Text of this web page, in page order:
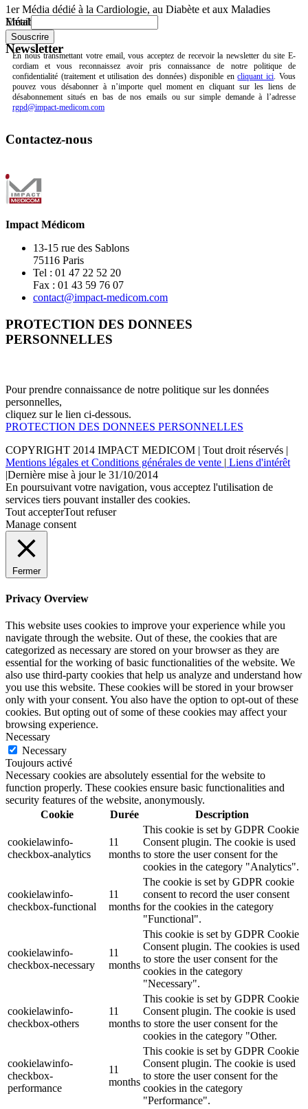
1er Média dédié à la Cardiologie, au Diabète et aux Maladies
Métaboliques.
Newsletter
Email
En nous transmettant votre email, vous acceptez de recevoir la newsletter du site E-
cordiam et vous reconnaissez avoir pris connaissance de notre politique de
confidentialité (traitement et utilisation des données) disponible encliquant ici . Vous
pouvez vous désabonner à n’importe quel moment en cliquant sur les liens de
désabonnement situés en bas de nos emails ou sur simple demande à l’adresse
rgpd@impact-medicom.com
Contactez-nous
Impact Médicom
13-15 rue des Sablons
75116 Paris
Tel : 01 47 22 52 20
Fax : 01 43 59 76 07
contact@impact-medicom.com
PROTECTION DES DONNEES
PERSONNELLES
Pour prendre connaissance de notre politique sur les données
personnelles,
cliquez sur le lien ci-dessous.
PROTECTION DES DONNEES PERSONNELLES
COPYRIGHT 2014 IMPACT MEDICOM | Tout droit réservés |
Mentions légales et Conditions générales de vente | Liens d'intérêt
|Dernière mise à jour le 31/10/2014
En poursuivant votre navigation, vous acceptez l'utilisation de
services tiers pouvant installer des cookies.
Tout accepterTout refuser
Manage consent
Fermer
Privacy Overview
This website uses cookies to improve your experience while you
navigate through the website. Out of these, the cookies that are
categorized as necessary are stored on your browser as they are
essential for the working of basic functionalities of the website. We
also use third-party cookies that help us analyze and understand how
you use this website. These cookies will be stored in your browser
only with your consent. You also have the option to opt-out of these
cookies. But opting out of some of these cookies may affect your
browsing experience.
Necessary
Necessary
Toujours activé
Necessary cookies are absolutely essential for the website to
function properly. These cookies ensure basic functionalities and
security features of the website, anonymously.
Cookie
Durée Description
cookielawinfo-
checkbox-analytics
11
months
This cookie is set by GDPR Cookie
Consent plugin. The cookie is used
to store the user consent for the
cookies in the category "Analytics".
cookielawinfo-
checkbox-functional
11
months
The cookie is set by GDPR cookie
consent to record the user consent
for the cookies in the category
"Functional".
cookielawinfo-
checkbox-necessary
11
months
This cookie is set by GDPR Cookie
Consent plugin. The cookies is used
to store the user consent for the
cookies in the category
"Necessary".
cookielawinfo-
checkbox-others
11
months
This cookie is set by GDPR Cookie
Consent plugin. The cookie is used
to store the user consent for the
cookies in the category "Other.
cookielawinfo-
checkbox-
performance
11
months
This cookie is set by GDPR Cookie
Consent plugin. The cookie is used
to store the user consent for the
cookies in the category
"Performance".